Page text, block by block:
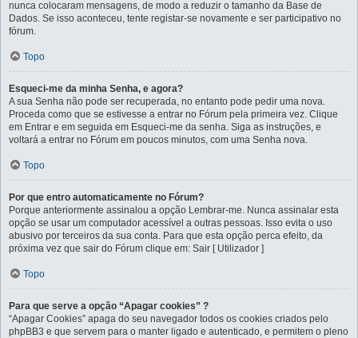
nunca colocaram mensagens, de modo a reduzir o tamanho da Base de
Dados. Se isso aconteceu, tente registar-se novamente e ser participativo no
fórum.
Topo
Esqueci-me da minha Senha, e agora?
A sua Senha não pode ser recuperada, no entanto pode pedir uma nova.
Proceda como que se estivesse a entrar no Fórum pela primeira vez. Clique
em Entrar e em seguida em Esqueci-me da senha. Siga as instruções, e
voltará a entrar no Fórum em poucos minutos, com uma Senha nova.
Topo
Por que entro automaticamente no Fórum?
Porque anteriormente assinalou a opção Lembrar-me. Nunca assinalar esta
opção se usar um computador acessível a outras pessoas. Isso evita o uso
abusivo por terceiros da sua conta. Para que esta opção perca efeito, da
próxima vez que sair do Fórum clique em: Sair [ Utilizador ]
Topo
Para que serve a opção “Apagar cookies” ?
“Apagar Cookies” apaga do seu navegador todos os cookies criados pelo
phpBB3 e que servem para o manter ligado e autenticado, e permitem o pleno